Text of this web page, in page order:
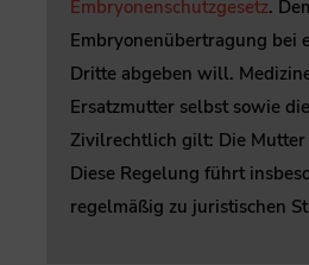
Embryonenschutzgesetz.
Embryonenübertragung bei
Dritte abgeben will.
Ersatzmutter selbst sowie
Zivilrechtlich gilt: Die Mutter
Diese Regelung führt
regelmäßig zu juristischen